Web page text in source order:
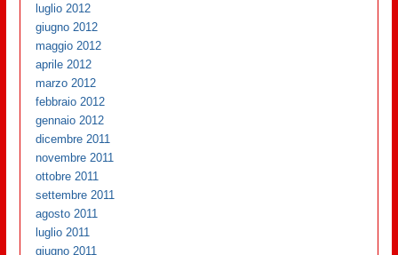
luglio 2012
giugno 2012
maggio 2012
aprile 2012
marzo 2012
febbraio 2012
gennaio 2012
dicembre 2011
novembre 2011
ottobre 2011
settembre 2011
agosto 2011
luglio 2011
giugno 2011